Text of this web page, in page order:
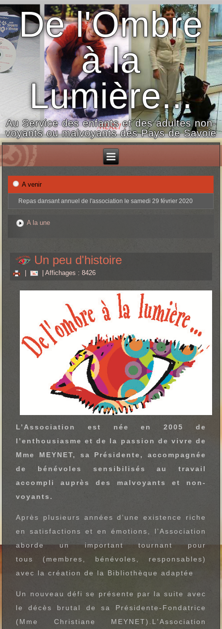
De l'Ombre
à la
Lumière...
Au Service des enfants et des adultes non-
voyants ou malvoyants des Pays de Savoie
A venir
Repas dansant annuel de l'association le samedi 29 février 2020
A la une
Un peu d'histoire
| Affichages : 8426
L’Association est née en 2005 de
l’enthousiasme et de la passion de vivre de
Mme MEYNET, sa Présidente, accompagnée
de bénévoles sensibilisés au travail
accompli auprès des malvoyants et non-
voyants.
Après plusieurs années d’une existence riche
en satisfactions et en émotions, l’Association
aborde un important tournant pour
tous (membres, bénévoles, responsables)
avec la création de la Bibliothèque adaptée
Un nouveau défi se présente par la suite avec
le décès brutal de sa Présidente-Fondatrice
(Mme Christiane MEYNET).L'Association